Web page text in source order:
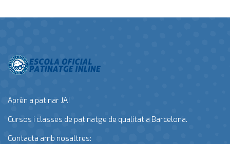
Aprèn a patinar JA!
Cursos i classes de patinatge de qualitat a Barcelona.
Contacta amb nosaltres: